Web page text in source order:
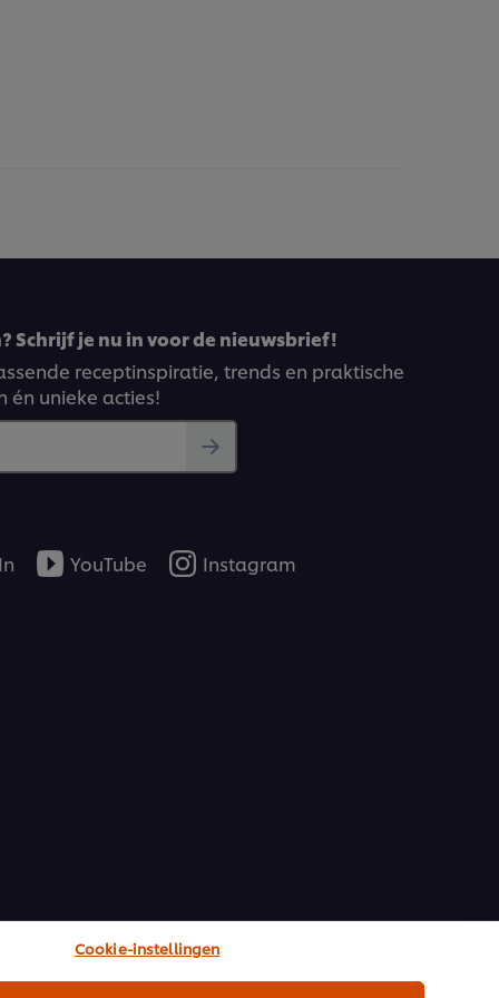
Schrijf je nu in voor de nieuwsbrief!
receptinspiratie, trends en praktische
én unieke acties!
YouTube Instagram
Cookie-instellingen